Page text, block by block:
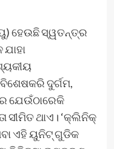
ହେଉଛି ସ୍ୱତନ୍ତ୍ର
ଦୁର୍ଗମ,
ଯେଉଁଠାରେକି
ଥାଏ। ‘କ୍ଲିନିକ୍
ଏହି ୟୁନିଟ୍ ଗୁଡିକ